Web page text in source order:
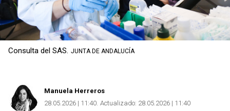
Consulta del SAS. JUNTA DE ANDALUCÍA
Manuela Herreros
28.05.2026 | 11:40 Actualizado: 28.05.2026 | 11:40